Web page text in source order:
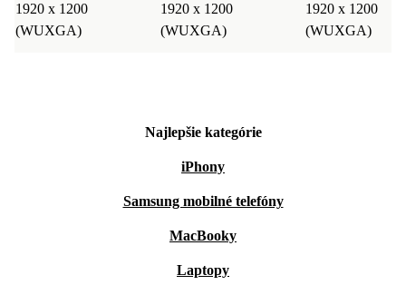
1920 x 1200
(WUXGA)
1920 x 1200
(WUXGA)
1920 x 1200
(WUXGA)
Najlepšie kategórie
iPhony
Samsung mobilné telefóny
MacBooky
Laptopy